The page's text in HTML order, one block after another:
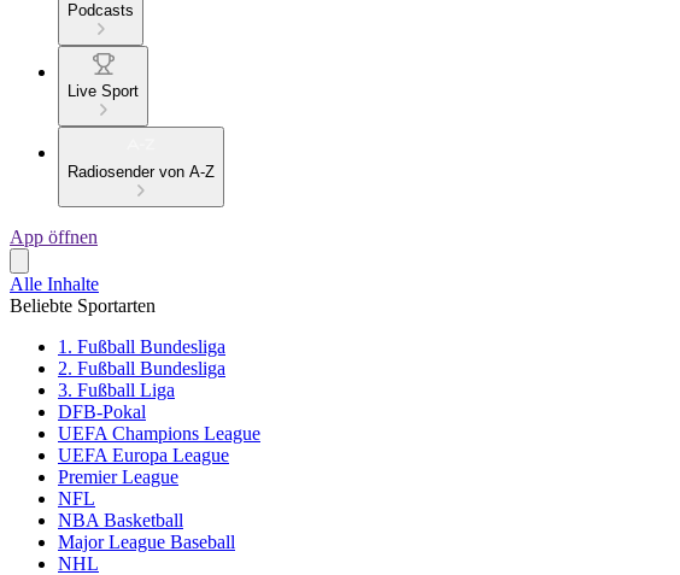
Podcasts
Live Sport
Radiosender von A-Z
App öffnen
Alle Inhalte
Beliebte Sportarten
1. Fußball Bundesliga
2. Fußball Bundesliga
3. Fußball Liga
DFB-Pokal
UEFA Champions League
UEFA Europa League
Premier League
NFL
NBA Basketball
Major League Baseball
NHL